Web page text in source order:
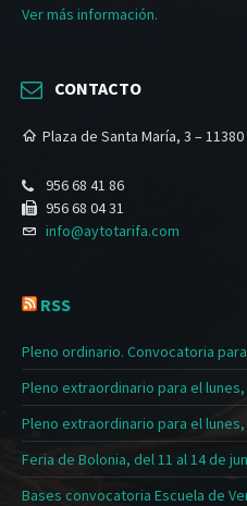
Ver más información.
CONTACTO
Plaza de Santa María, 3 – 11380
956 68 41 86
956 68 04 31
info@aytotarifa.com
RSS
Pleno ordinario. Convocatoria
Pleno extraordinario para el lunes,
Pleno extraordinario para el lunes,
Feria de Bolonia, del 11 al 14 de
Bases convocatoria Escuela de